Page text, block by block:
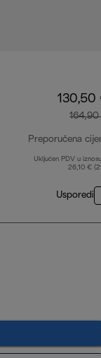
130,50
Preporučena
Uključen PDV u
26,10 €
Usporedi